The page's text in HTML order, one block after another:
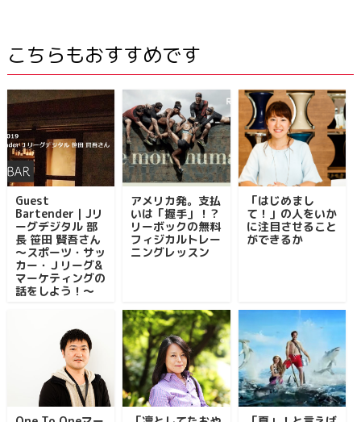
こちらもおすすめです
Guest
Bartender｜Jリ
ーグデジタル 部
長 笹田 賢吾さん
～スポーツ・サッ
カー・Ｊリーグ&
マーケティングの
話をしよう！～
アメリカ発。支払
いは「握手」！？
リーボックの無料
フィジカルトレー
ニングレッスン
「はじめまし
て！」の人をいか
に注目させること
ができるか